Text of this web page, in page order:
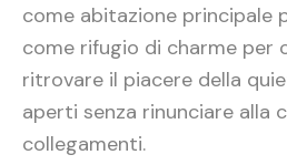
come abitazione principale
come rifugio di charme per
ritrovare il piacere della
aperti senza rinunciare alla
collegamenti.